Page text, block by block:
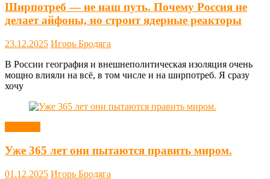
Ширпотреб — не наш путь. Почему Россия не
делает айфоны, но строит ядерные реакторы
23.12.2025 Игорь Бродяга
В России география и внешнеполитическая изоляция очень
мощно влияли на всё, в том числе и на ширпотреб. Я сразу
хочу
Уже 365 лет они пытаются править миром.
01.12.2025 Игорь Бродяга